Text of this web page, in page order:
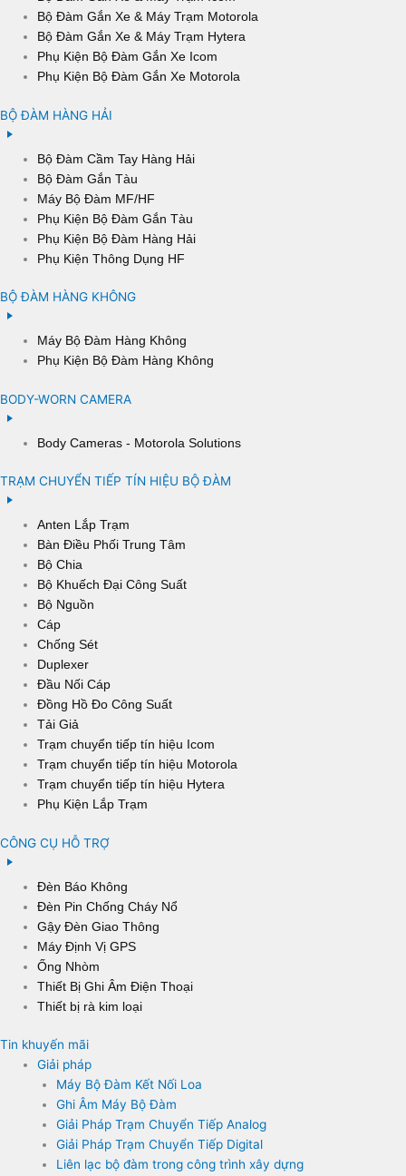
Bộ Đàm Gắn Xe & Máy Trạm Motorola
Bộ Đàm Gắn Xe & Máy Trạm Hytera
Phụ Kiện Bộ Đàm Gắn Xe Icom
Phụ Kiện Bộ Đàm Gắn Xe Motorola
BỘ ĐÀM HÀNG HẢI
Bộ Đàm Cầm Tay Hàng Hải
Bộ Đàm Gắn Tàu
Máy Bộ Đàm MF/HF
Phụ Kiện Bộ Đàm Gắn Tàu
Phụ Kiện Bộ Đàm Hàng Hải
Phụ Kiện Thông Dụng HF
BỘ ĐÀM HÀNG KHÔNG
Máy Bộ Đàm Hàng Không
Phụ Kiện Bộ Đàm Hàng Không
BODY-WORN CAMERA
Body Cameras - Motorola Solutions
TRẠM CHUYỂN TIẾP TÍN HIỆU BỘ ĐÀM
Anten Lắp Trạm
Bàn Điều Phối Trung Tâm
Bộ Chia
Bộ Khuếch Đại Công Suất
Bộ Nguồn
Cáp
Chống Sét
Duplexer
Đầu Nối Cáp
Đồng Hồ Đo Công Suất
Tải Giả
Trạm chuyển tiếp tín hiệu Icom
Trạm chuyển tiếp tín hiệu Motorola
Trạm chuyển tiếp tín hiệu Hytera
Phụ Kiện Lắp Trạm
CÔNG CỤ HỖ TRỢ
Đèn Báo Không
Đèn Pin Chống Cháy Nổ
Gậy Đèn Giao Thông
Máy Định Vị GPS
Ống Nhòm
Thiết Bị Ghi Âm Điện Thoại
Thiết bị rà kim loại
Tin khuyến mãi
Giải pháp
Máy Bộ Đàm Kết Nối Loa
Ghi Âm Máy Bộ Đàm
Giải Pháp Trạm Chuyển Tiếp Analog
Giải Pháp Trạm Chuyển Tiếp Digital
Liên lạc bộ đàm trong công trình xây dựng